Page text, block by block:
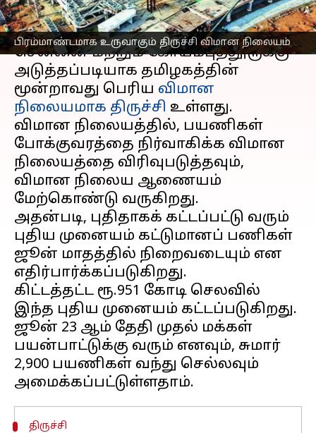
பிரம்மாண்டமாக உருவாகும் திருச்சி விமான நிலையம்
செய்தி முன்னோட்டம்
சென்னை மற்றும் கோயம்புத்தூருக்கு
அடுத்தப்படியாக தமிழகத்தின்
மூன்றாவது பெரிய விமான
நிலையமாக திருச்சி உள்ளது.
விமான நிலையத்தில், பயணிகள்
போக்குவரத்தை நிர்வாகிக்க விமான
நிலையத்தை விரிவுபடுத்தவும்,
விமான நிலைய ஆணையம்
மேற்கொண்டு வருகிறது.
அதன்படி, புதிதாகக் கட்டப்பட்டு வரும்
புதிய முனையம் கட்டுமானப் பணிகள்
ஜூன் மாதத்தில் நிறைவடையும் என
எதிர்பார்க்கப்படுகிறது.
கிட்டத்தட்ட ரூ.951 கோடி செலவில்
இந்த புதிய முனையம் கட்டப்படுகிறது.
ஜூன் 23 ஆம் தேதி முதல் மக்கள்
பயன்பாட்டுக்கு வரும் எனவும், சுமார்
2,900 பயணிகள் வந்து செல்லவும்
திருச்சி